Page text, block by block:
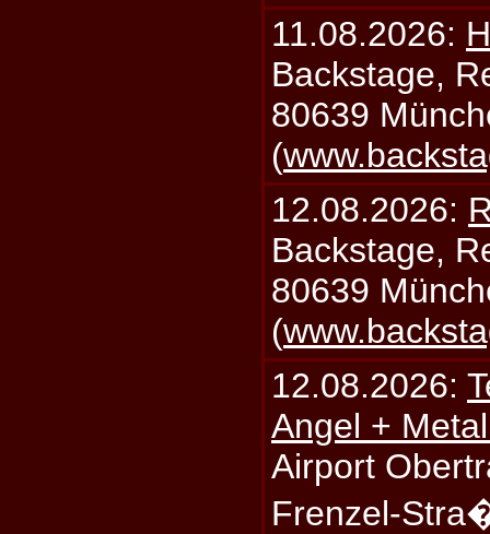
11.08.2026:
Backstage,
80639
(
12.08.2026:
Backstage,
80639
(
12.08.2026:
Angel +
Airport
Frenzel-